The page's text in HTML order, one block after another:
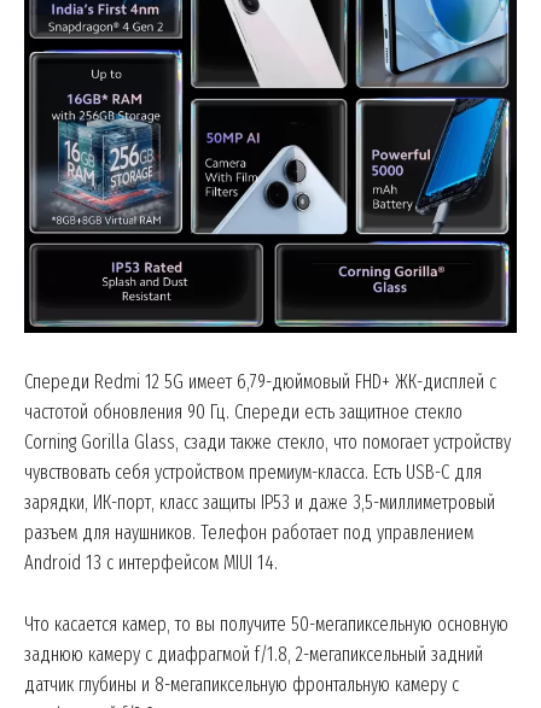
Magazine PRO
Спереди Redmi 12 5G имеет 6,79-дюймовый FHD+ ЖК-дисплей с
частотой обновления 90 Гц. Спереди есть защитное стекло
Corning Gorilla Glass, сзади также стекло, что помогает устройству
чувствовать себя устройством премиум-класса. Есть USB-C для
зарядки, ИК-порт, класс защиты IP53 и даже 3,5-миллиметровый
разъем для наушников. Телефон работает под управлением
Android 13 с интерфейсом MIUI 14.
Что касается камер, то вы получите 50-мегапиксельную основную
заднюю камеру с диафрагмой f/1.8, 2-мегапиксельный задний
датчик глубины и 8-мегапиксельную фронтальную камеру с